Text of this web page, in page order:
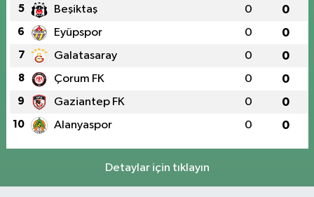
5 Beşiktaş 0 0
6 Eyüpspor 0 0
7 Galatasaray 0 0
8 Çorum FK 0 0
9 Gaziantep FK 0 0
10 Alanyaspor 0 0
Detaylar için tıklayın